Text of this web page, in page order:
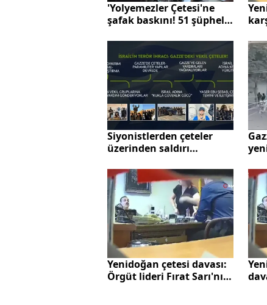
'Yolyemezler Çetesi'ne
şafak baskını! 51 şüpheli
Siyonistlerden çeteler
üzerinden saldırı
için hazırlanıyoruz
Yenidoğan çetesi davası:
Örgüt lideri Fırat Sarı'nın